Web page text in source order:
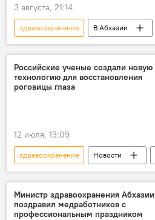
3 августа, 21:14
здравоохранение В Абхазии
Абхазия
Россия
Российские ученые создали новую
технологию для восстановления
роговицы глаза
12 июля, 13:09
здравоохранение Новости
Российская академия наук
Министр здравоохранения Абхазии
поздравил медработников с
профессиональным праздником